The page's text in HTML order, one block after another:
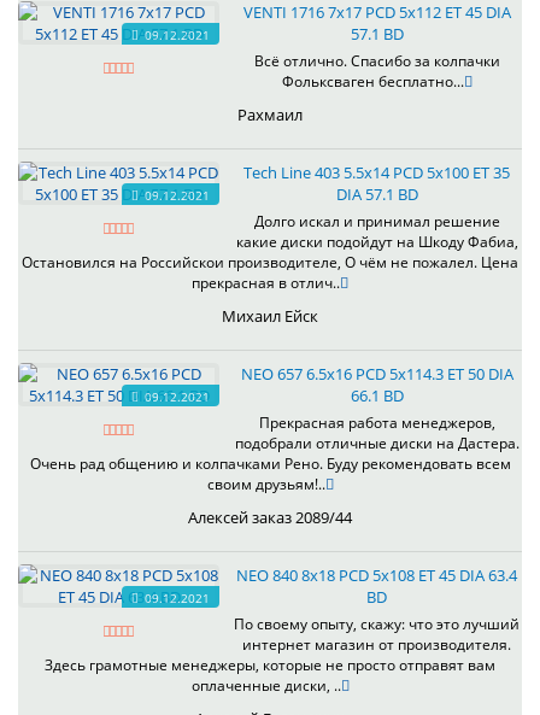
09.12.2021
VENTI 1716 7x17 PCD 5x112 ET 45 DIA
57.1 BD
Всё отлично. Спасибо за колпачки
Фольксваген бесплатно...
Рахмаил
09.12.2021
Tech Line 403 5.5x14 PCD 5x100 ET 35
DIA 57.1 BD
Долго искал и принимал решение
какие диски подойдут на Шкоду Фабиа,
Остановился на Российскои производителе, О чём не пожалел. Цена
прекрасная в отлич..
Михаил Ейск
09.12.2021
NEO 657 6.5x16 PCD 5x114.3 ET 50 DIA
66.1 BD
Прекрасная работа менеджеров,
подобрали отличные диски на Дастера.
Очень рад общению и колпачками Рено. Буду рекомендовать всем
своим друзьям!..
Алексей заказ 2089/44
09.12.2021
NEO 840 8x18 PCD 5x108 ET 45 DIA 63.4
BD
По своему опыту, скажу: что это лучший
интернет магазин от производителя.
Здесь грамотные менеджеры, которые не просто отправят вам
оплаченные диски, ..